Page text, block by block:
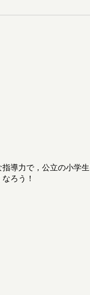
導力で，公立の小学
ろう！